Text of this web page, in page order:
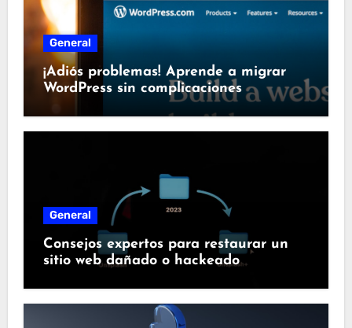
General
¡Adiós problemas! Aprende a migrar
WordPress sin complicaciones
General
Consejos expertos para restaurar un
sitio web dañado o hackeado